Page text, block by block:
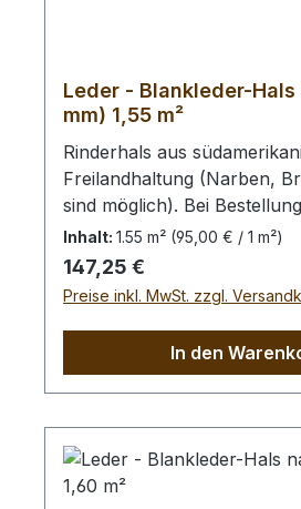
Leder - Blankleder-Hals
mm) 1,55 m²
Rinderhals aus
Freilandhaltung (Narben,
sind möglich). Bei Bestellung
von diesem Stück erhalten
1,55 m² großes Leder. Das
135 cm x 50 cm groß (siehe
Inhalt: 1.55 m² (95,00 € / 1 m²)
Regulärer Preis:
147,25 €
Preise inkl. MwSt. zzgl.
In den